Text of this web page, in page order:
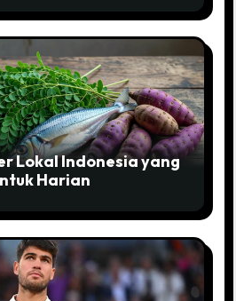
Lokal Indonesia yang
Harian